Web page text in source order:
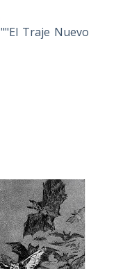
""El Traje Nuevo